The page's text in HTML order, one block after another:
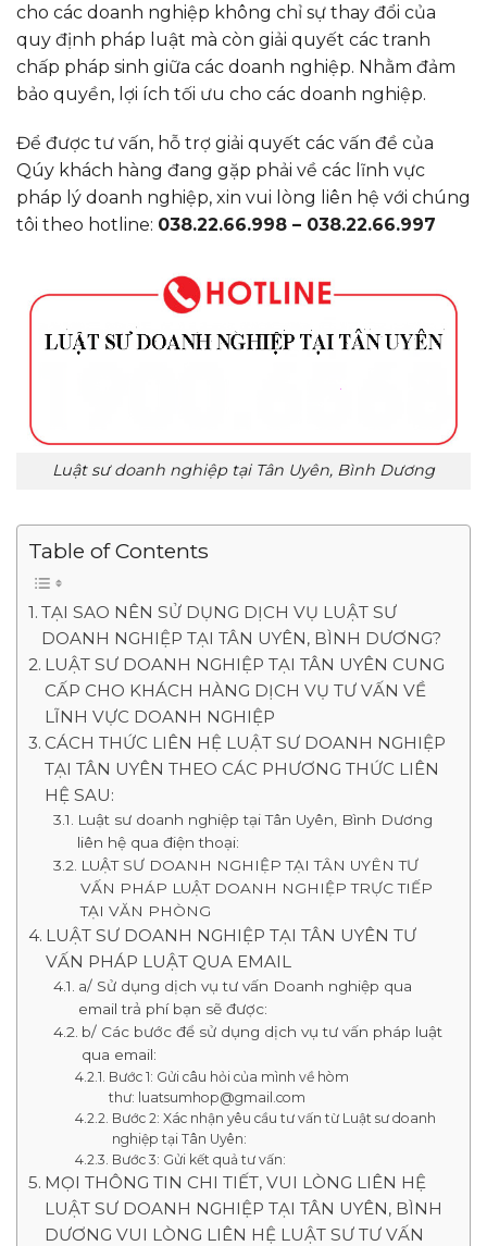
cho các doanh nghiệp không chỉ sự thay đổi của
quy định pháp luật mà còn giải quyết các tranh
chấp pháp sinh giữa các doanh nghiệp. Nhằm đảm
bảo quyền, lợi ích tối ưu cho các doanh nghiệp.
Để được tư vấn, hỗ trợ giải quyết các vấn đề của
Qúy khách hàng đang gặp phải về các lĩnh vực
pháp lý doanh nghiệp, xin vui lòng liên hệ với chúng
tôi theo hotline: 038.22.66.998 – 038.22.66.997
Luật sư doanh nghiệp tại Tân Uyên, Bình Dương
Table of Contents
TẠI SAO NÊN SỬ DỤNG DỊCH VỤ LUẬT SƯ
DOANH NGHIỆP TẠI TÂN UYÊN, BÌNH DƯƠNG?
LUẬT SƯ DOANH NGHIỆP TẠI TÂN UYÊN CUNG
CẤP CHO KHÁCH HÀNG DỊCH VỤ TƯ VẤN VỀ
LĨNH VỰC DOANH NGHIỆP
CÁCH THỨC LIÊN HỆ LUẬT SƯ DOANH NGHIỆP
TẠI TÂN UYÊN THEO CÁC PHƯƠNG THỨC LIÊN
HỆ SAU:
Luật sư doanh nghiệp tại Tân Uyên, Bình Dương
liên hệ qua điện thoại:
LUẬT SƯ DOANH NGHIỆP TẠI TÂN UYÊN TƯ
VẤN PHÁP LUẬT DOANH NGHIỆP TRỰC TIẾP
TẠI VĂN PHÒNG
LUẬT SƯ DOANH NGHIỆP TẠI TÂN UYÊN TƯ
VẤN PHÁP LUẬT QUA EMAIL
a/ Sử dụng dịch vụ tư vấn Doanh nghiệp qua
email trả phí bạn sẽ được:
b/ Các bước để sử dụng dịch vụ tư vấn pháp luật
qua email:
Bước 1: Gửi câu hỏi của mình về hòm
thư: luatsumhop@gmail.com
Bước 2: Xác nhận yêu cầu tư vấn từ Luật sư doanh
nghiệp tại Tân Uyên:
Bước 3: Gửi kết quả tư vấn:
MỌI THÔNG TIN CHI TIẾT, VUI LÒNG LIÊN HỆ
LUẬT SƯ DOANH NGHIỆP TẠI TÂN UYÊN, BÌNH
DƯƠNG VUI LÒNG LIÊN HỆ LUẬT SƯ TƯ VẤN